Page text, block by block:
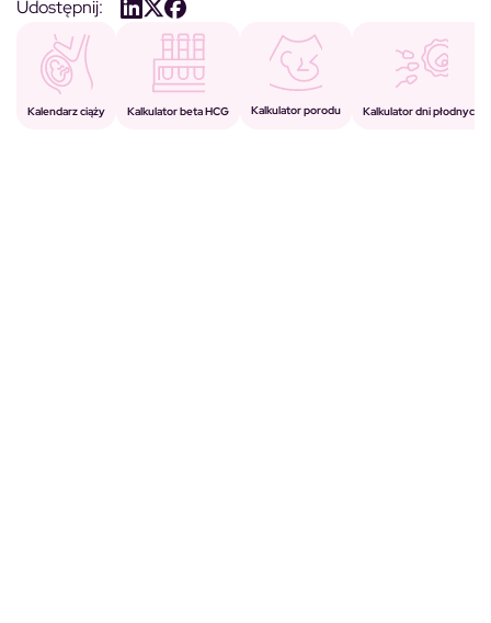
Udostępnij:
Kalendarz ciąży Kalkulator beta HCG Kalkulator porodu Kalkulator dni płodnych